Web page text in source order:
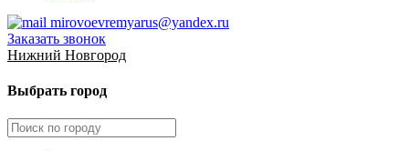
mirovoevremyarus@yandex.ru
Заказать звонок
Нижний Новгород
Выбрать город